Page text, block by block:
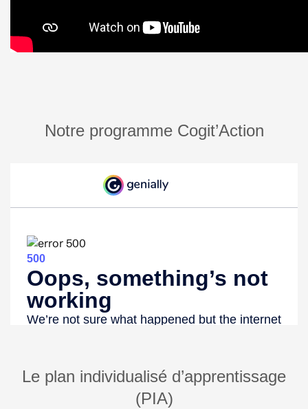
Notre programme Cogit’Action
Le plan individualisé d’apprentissage
(PIA)